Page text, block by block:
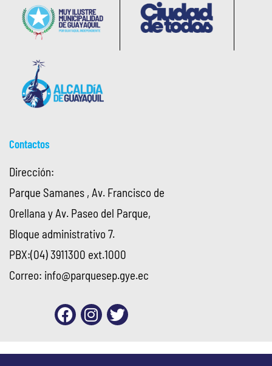
Contactos
Dirección:
Parque Samanes , Av. Francisco de
Orellana y Av. Paseo del Parque,
Bloque administrativo 7.
PBX:(04) 3911300 ext.1000
Correo: info@parquesep.gye.ec